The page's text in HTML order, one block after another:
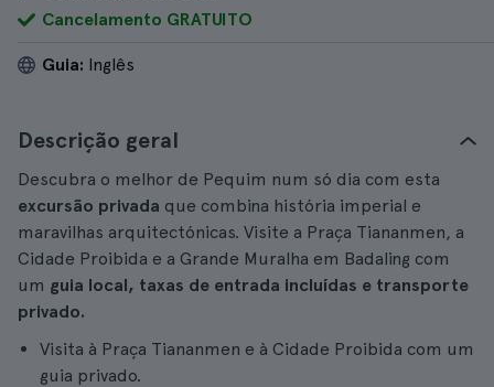
Cancelamento GRATUITO
Guia: Inglês
Descrição geral
Descubra o melhor de Pequim num só dia com esta
excursão privada que combina história imperial e
maravilhas arquitectónicas. Visite a Praça Tiananmen, a
Cidade Proibida e a Grande Muralha em Badaling com
um guia local, taxas de entrada incluídas e transporte
privado.
Visita à Praça Tiananmen e à Cidade Proibida com um
guia privado.